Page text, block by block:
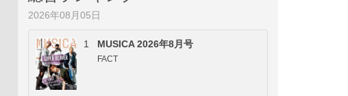
2026年08月05日
1 MUSICA 2026年8月号
FACT